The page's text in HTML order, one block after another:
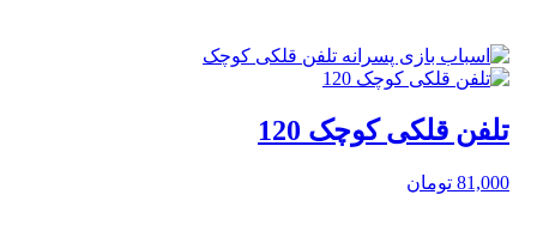
تلفن قلکی کوچک 120
81,000 تومان